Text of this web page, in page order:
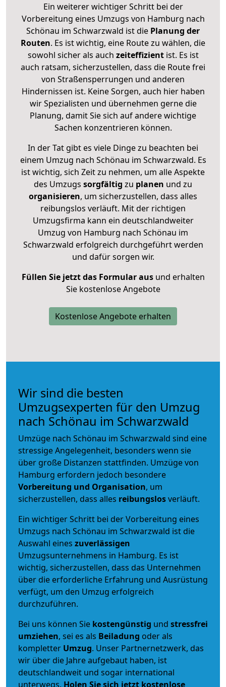
Ein weiterer wichtiger Schritt bei der
Vorbereitung eines Umzugs von Hamburg nach
Schönau im Schwarzwald ist die Planung der
Routen. Es ist wichtig, eine Route zu wählen, die
sowohl sicher als auch zeiteffizientist. Es ist
auch ratsam, sicherzustellen, dass die Route frei
von Straßensperrungen und anderen
Hindernissen ist. Keine Sorgen, auch hier haben
wir Spezialisten und übernehmen gerne die
Planung, damit Sie sich auf andere wichtige
Sachen konzentrieren können.
In der Tat gibt es viele Dinge zu beachten bei
einem Umzug nach Schönau im Schwarzwald. Es
ist wichtig, sich Zeit zu nehmen, um alle Aspekte
des Umzugs sorgfältig zu planen und zu
organisieren, um sicherzustellen, dass alles
reibungslos verläuft. Mit der richtigen
Umzugsfirma kann ein deutschlandweiter
Umzug von Hamburg nach Schönau im
Schwarzwald erfolgreich durchgeführt werden
und dafür sorgen wir.
Füllen Sie jetzt das Formular ausund erhalten
Sie kostenlose Angebote
Kostenlose Angebote erhalten
Wir sind die besten
Umzugsexperten für den Umzug
nach Schönau im Schwarzwald
Umzüge nach Schönau im Schwarzwald sind eine
stressige Angelegenheit, besonders wenn sie
über große Distanzen stattfinden. Umzüge von
Hamburg erfordern jedoch besondere
Vorbereitung und Organisation, um
sicherzustellen, dass alles reibungslosverläuft.
Ein wichtiger Schritt bei der Vorbereitung eines
Umzugs nach Schönau im Schwarzwald ist die
Auswahl eines zuverlässigen
Umzugsunternehmens in Hamburg. Es ist
wichtig, sicherzustellen, dass das Unternehmen
über die erforderliche Erfahrung und Ausrüstung
verfügt, um den Umzug erfolgreich
durchzuführen.
Bei uns können Sie kostengünstig und stressfrei
umziehen, sei es als Beiladung oder als
kompletter Umzug. Unser Partnernetzwerk, das
wir über die Jahre aufgebaut haben, ist
deutschlandweit und sogar international
unterwegs. Holen Sie sich jetzt kostenlose